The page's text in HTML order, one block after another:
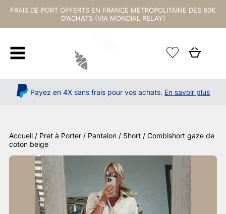
FRAIS DE PORT OFFERTS EN FRANCE MÉTROPOLITAINE DÈS 80€
D'ACHATS (VIA MONDIAL RELAY)
Payez en 4X sans frais pour vos achats. En savoir plus
Accueil / Pret à Porter / Pantalon / Short / Combishort gaze de
coton beige